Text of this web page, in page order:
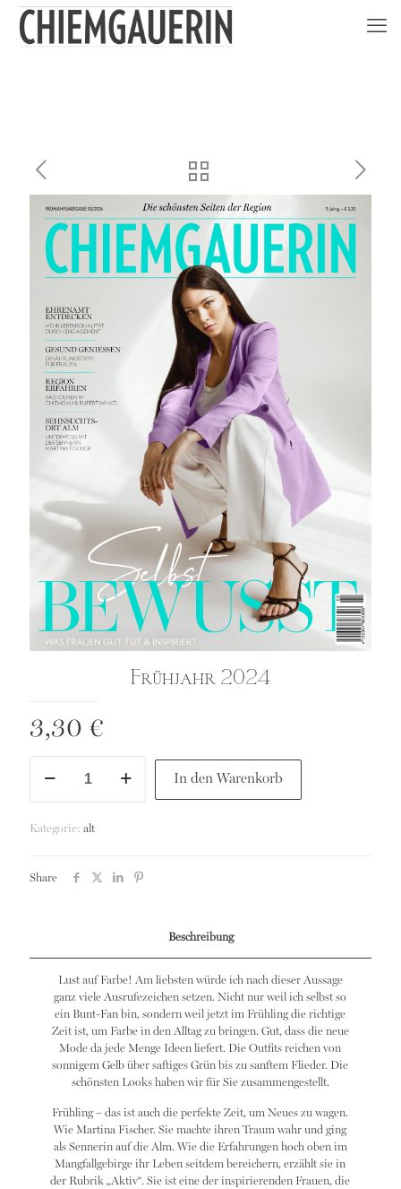
Frühjahr 2024
3,30 €
2024
In den Warenkorb
Kategorie: alt
Share
Beschreibung
Lust auf Farbe! Am liebsten würde ich nach dieser Aussage
ganz viele Ausrufezeichen setzen. Nicht nur weil ich selbst so
ein Bunt-Fan bin, sondern weil jetzt im Frühling die richtige
Zeit ist, um Farbe in den Alltag zu bringen. Gut, dass die neue
Mode da jede Menge Ideen liefert. Die Outfits reichen von
sonnigem Gelb über saftiges Grün bis zu sanftem Flieder. Die
schönsten Looks haben wir für Sie zusammengestellt.
Frühling – das ist auch die perfekte Zeit, um Neues zu wagen.
Wie Martina Fischer. Sie machte ihren Traum wahr und ging
als Sennerin auf die Alm. Wie die Erfahrungen hoch oben im
Mangfallgebirge ihr Leben seitdem bereichern, erzählt sie in
der Rubrik „Aktiv“. Sie ist eine der inspirierenden Frauen, die